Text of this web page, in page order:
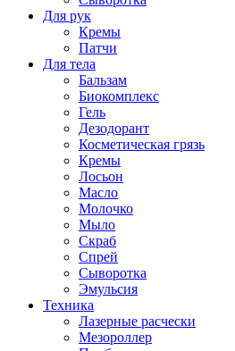
Для рук
Кремы
Патчи
Для тела
Бальзам
Биокомплекс
Гель
Дезодорант
Косметическая грязь
Кремы
Лосьон
Масло
Молочко
Мыло
Скраб
Спрей
Сыворотка
Эмульсия
Техника
Лазерные расчески
Мезороллер